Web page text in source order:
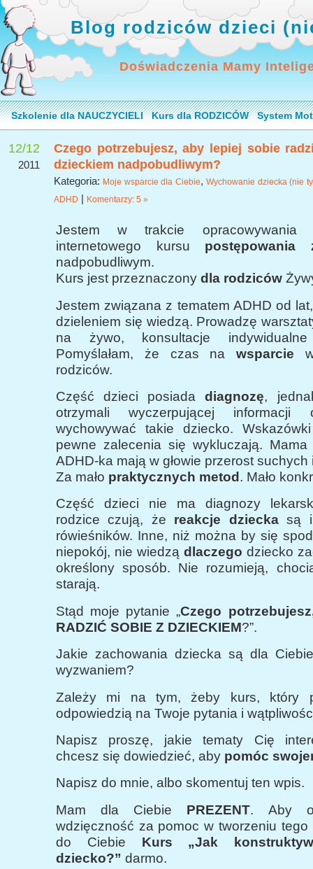
Blog rodziców dzieci
Doświadczenia Mamy
Szkolenie dla NAUCZYCIELI Kurs dla RODZICÓW System
12/12
2011
Czego potrzebujesz, aby lepiej sobie
dzieckiem nadpobudliwym?
Kategoria: Moje wsparcie dla Ciebie,Wychowanie dziecka (nie
ADHD | Komentarzy: 5 »
Jestem w trakcie opracowywania
internetowego kursu postępowania
nadpobudliwym.
Kurs jest przeznaczony dla rodziców
Jestem związana z tematem ADHD od
dzieleniem się wiedzą. Prowadzę
na żywo, konsultacje
Pomyślałam, że czas nawsparcie
rodziców.
Część dzieci posiadadiagnozę,
otrzymali wyczerpującej
wychowywać takie dziecko.
pewne zalecenia się wykluczają. Mama
ADHD-ka mają w głowie przerost suchych
Za mało praktycznych metod . Mało
Część dzieci nie ma diagnozy
rodzice czują, że reakcje dzieckasą
rówieśników. Inne, niż można by się
niepokój, nie wiedzą dlaczego dziecko
określony sposób. Nie rozumieją,
starają.
Stąd moje pytanie „Czego
RADZIĆ SOBIE Z DZIECKIEM?”.
Jakie zachowania dziecka są dla
wyzwaniem?
Zależy mi na tym, żeby kurs, który
odpowiedzią na Twoje pytania i
Napisz proszę, jakie tematy Cię
chcesz się dowiedzieć, aby pomóc
Napisz do mnie, albo skomentuj ten wpis.
Mam dla Ciebie PREZENT. Aby
wdzięczność za pomoc w tworzeniu tego
do Ciebie Kurs „Jak
dziecko?” darmo.